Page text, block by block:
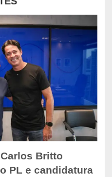
Britto
PL e candidatura